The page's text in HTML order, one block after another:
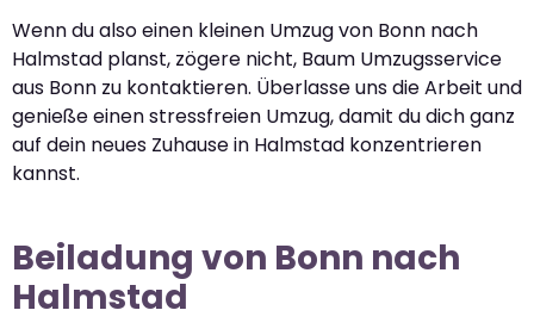
Wenn du also einen kleinen Umzug von Bonn nach
Halmstad planst, zögere nicht, Baum Umzugsservice
aus Bonn zu kontaktieren. Überlasse uns die Arbeit und
genieße einen stressfreien Umzug, damit du dich ganz
auf dein neues Zuhause in Halmstad konzentrieren
kannst.
Beiladung von Bonn nach
Halmstad